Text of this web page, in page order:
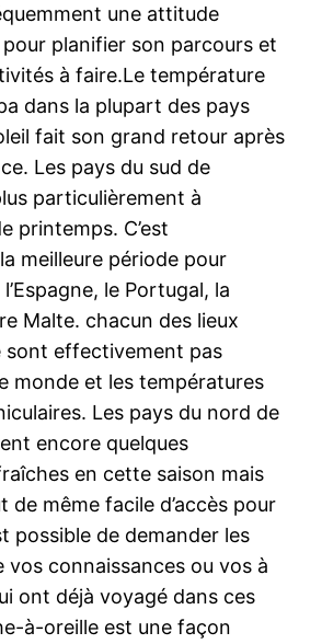
une attitude
pour planifier son parcours et
à faire.Le température
dans la plupart des pays
fait son grand retour après
Les pays du sud de
particulièrement à
printemps. C’est
meilleure période pour
le Portugal, la
Malte. chacun des lieux
sont effectivement pas
monde et les températures
Les pays du nord de
encore quelques
en cette saison mais
de même facile d’accès pour
possible de demander les
vos connaissances ou vos à
ont déjà voyagé dans ces
à-oreille est une façon